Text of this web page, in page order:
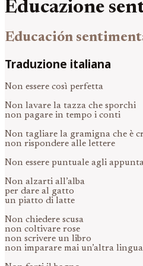
Educazione
Educación
Traduzione italiana
Non essere così perfetta
Non lavare la tazza che sporchi
non pagare in tempo i conti
Non tagliare la gramigna che è
non rispondere alle lettere
Non essere puntuale agli
Non alzarti all’alba
per dare al gatto
un piatto di latte
Non chiedere scusa
non coltivare rose
non scrivere un libro
non imparare mai un’altra lingua